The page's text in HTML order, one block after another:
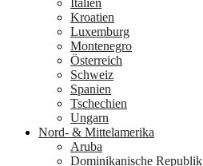
Kroatien
Luxemburg
Montenegro
Österreich
Schweiz
Spanien
Tschechien
Ungarn
Nord- & Mittelamerika
Aruba
Dominikanische Republik